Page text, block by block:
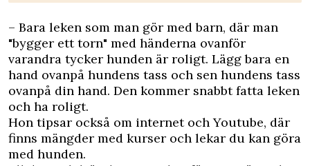
– Bara leken som man gör med barn, där man
"bygger ett torn" med händerna ovanför
varandra tycker hunden är roligt. Lägg bara en
hand ovanpå hundens tass och sen hundens tass
ovanpå din hand. Den kommer snabbt fatta leken
och ha roligt.
Hon tipsar också om internet och Youtube, där
finns mängder med kurser och lekar du kan göra
med hunden.